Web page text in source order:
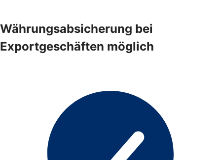
Währungsabsicherung bei
Exportgeschäften möglich